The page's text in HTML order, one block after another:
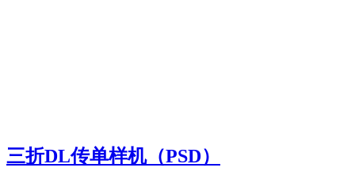
三折DL传单样机（PSD）